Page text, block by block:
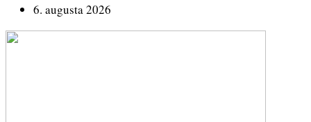
6. augusta 2026